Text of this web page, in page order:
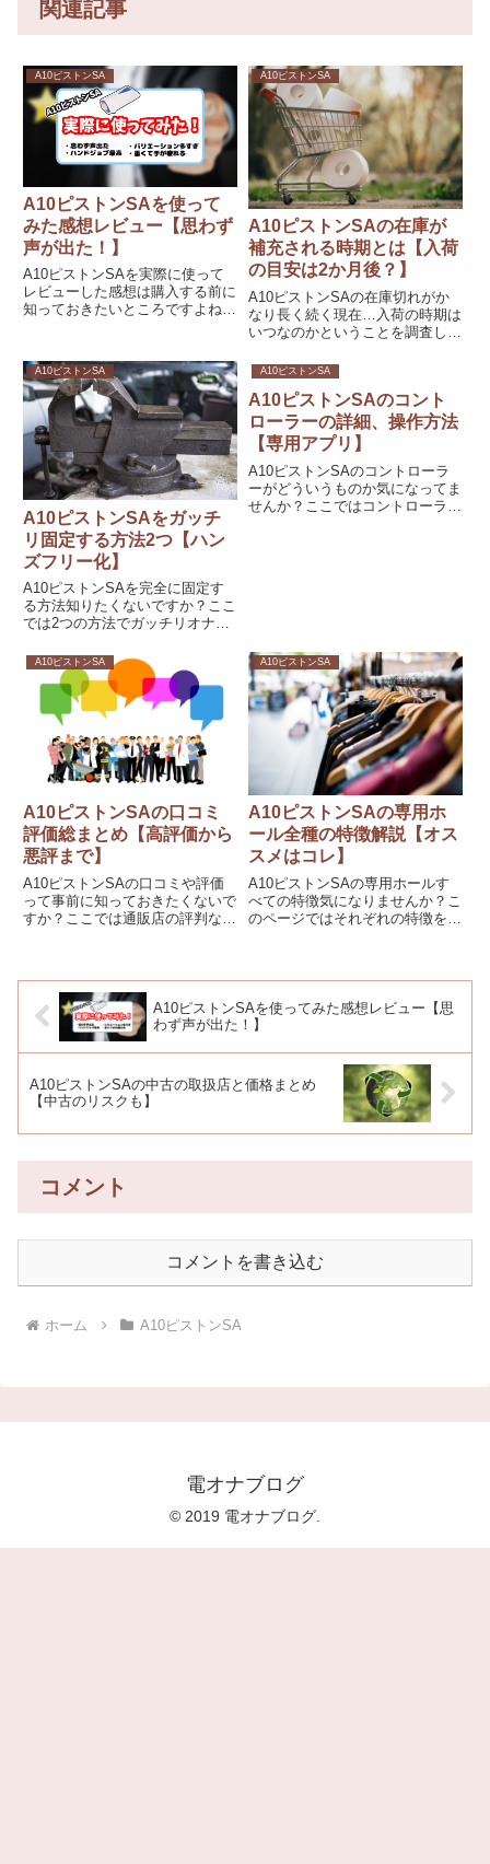
関連記事
A10ピストンSA
A10ピストンSAを使って
みた感想レビュー【思わず
声が出た！】
A10ピストンSAを実際に使って
レビューした感想は購入する前に
知っておきたいところですよね。
地をレビューしました。デメリッ
トなども併せて知りたい人は必見
です。
A10ピストンSA
A10ピストンSAの在庫が
補充される時期とは【入荷
の目安は2か月後？】
A10ピストンSAの在庫切れがか
なり長く続く現在…入荷の時期は
いつなのかということを調査しま
れ⇒復活の傾向から大体の時期と
ました。
A10ピストンSA
A10ピストンSAをガッチ
リ固定する方法2つ【ハン
ズフリー化】
A10ピストンSAを完全に固定す
る方法知りたくないですか？ここ
では2つの方法でガッチリオナホ
す。手軽にできる方法からお金は
かかるけど強度の高い方法まで。
オナニー中に余計なこと考えたく
ない人は必見です。
A10ピストンSA
A10ピストンSAのコント
ローラーの詳細、操作方法
【専用アプリ】
A10ピストンSAのコントローラ
ーがどういうものか気になってま
せんか？ここではコントローラー
A10ピストンSA
A10ピストンSAの口コミ
評価総まとめ【高評価から
悪評まで】
A10ピストンSAの口コミや評価
って事前に知っておきたくないで
すか？ここでは通販店の評判など
A10ピストンSA
A10ピストンSAの専用ホ
ール全種の特徴解説【オス
スメはコレ】
A10ピストンSAの専用ホールす
べての特徴気になりませんか？こ
のページではそれぞれの特徴を簡
A10ピストンSAを使ってみた感想レビュー【思
わず声が出た！】
A10ピストンSAの中古の取扱店と価格まとめ
【中古のリスクも】
コメント
コメントを書き込む
ホーム A10ピストンSA
電オナブログ
© 2019 電オナブログ.